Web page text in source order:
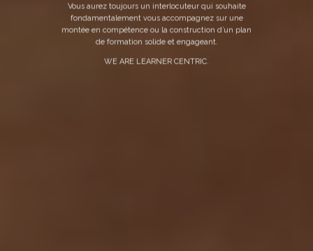
Vous aurez toujours un interlocuteur qui souhaite
fondamentalement vous accompagnez sur une
montée en compétence ou la construction d’un plan
de formation solide et engageant.
WE ARE LEARNER CENTRIC.